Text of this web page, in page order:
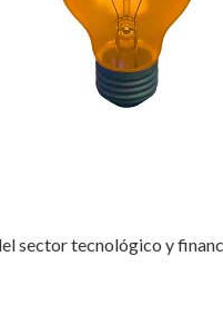
sector tecnológico y